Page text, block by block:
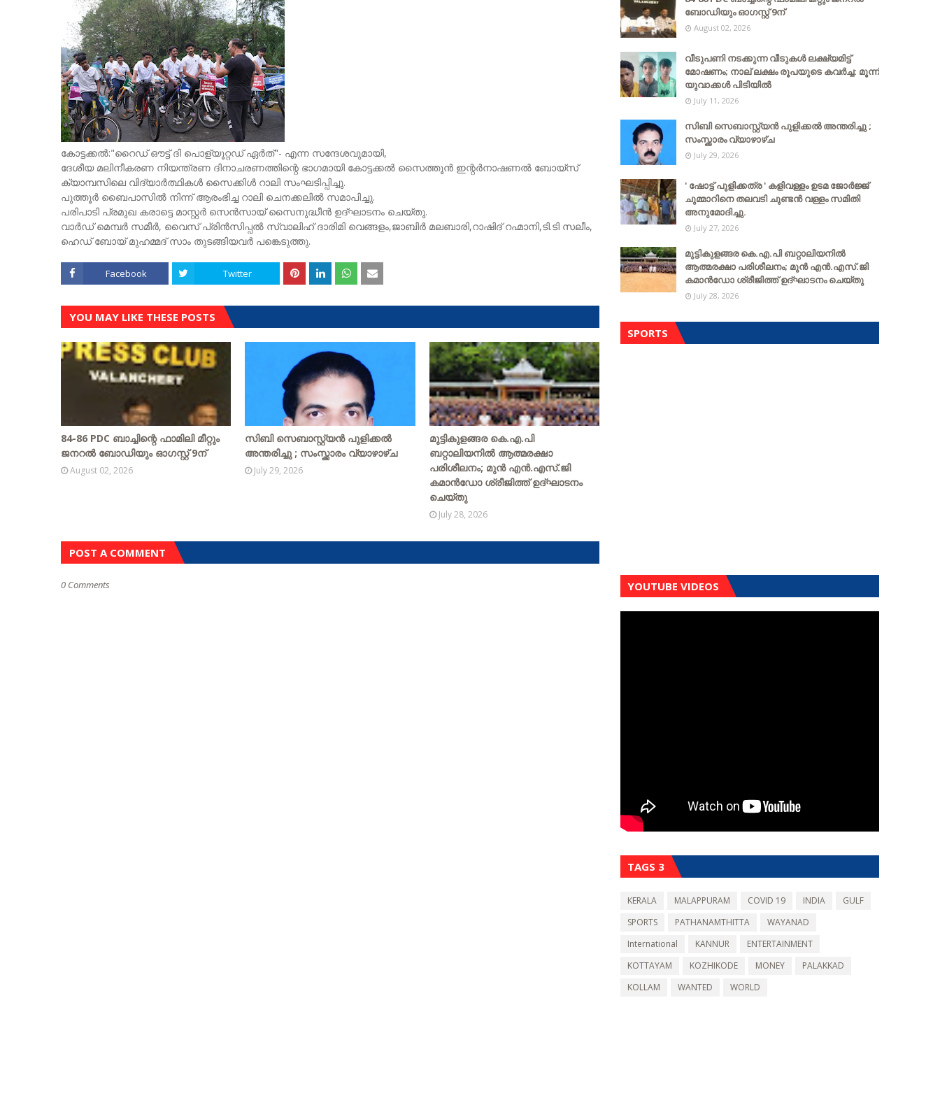
കോട്ടക്കൽ:"റൈഡ് ഔട്ട്‌ ദി പൊള്യൂറ്റഡ് ഏർത്"- എന്ന സന്ദേശവുമായി,
ദേശീയ മലിനീകരണ നിയന്ത്രണ ദിനാചരണത്തിന്റെ ഭാഗമായി കോട്ടക്കൽ സൈത്തൂൻ ഇന്റർനാഷണൽ ബോയ്സ്
ക്യാമ്പസിലെ വിദ്യാർത്ഥികൾ സൈക്കിൾ റാലി സംഘടിപ്പിച്ചു.
പുത്തൂർ ബൈപാസിൽ നിന്ന് ആരംഭിച്ച റാലി ചെനക്കലിൽ സമാപിച്ചു.
പരിപാടി പ്രമുഖ കരാട്ടെ മാസ്റ്റർ സെൻസായ് സൈനുദ്ധീൻ ഉദ്ഘാടനം ചെയ്തു.
വാർഡ് മെമ്പർ സമീർ, വൈസ് പ്രിൻസിപ്പൽ സ്വാലിഹ് ദാരിമി വെങ്ങളം,ജാബിർ മലബാരി,റാഷിദ്‌ റഹ്മാനി,ടി.ടി സലീം,
ഹെഡ് ബോയ് മുഹമ്മദ്‌ സാം തുടങ്ങിയവർ പങ്കെടുത്തു.
Facebook Twitter
YOU MAY LIKE THESE POSTS
84-86 PDC ബാച്ചിന്റെ ഫാമിലി മീറ്റും
ജനറൽ ബോഡിയും ഓഗസ്റ്റ് 9ന്
August 02, 2026
സിബി സെബാസ്റ്റ്യന്‍ പുളിക്കല്‍
അന്തരിച്ചു ; സംസ്ക്കാരം വ്യാഴാഴ്ച
July 29, 2026
മുട്ടികുളങ്ങര കെ.എ.പി
ബറ്റാലിയനിൽ ആത്മരക്ഷാ
പരിശീലനം; മുൻ എൻ.എസ്.ജി
കമാൻഡോ ശ്രീജിത്ത് ഉദ്ഘാടനം
ചെയ്തു
July 28, 2026
POST A COMMENT
0 Comments
ബോഡിയും ഓഗസ്റ്റ് 9ന്
August 02, 2026
വീടുപണി നടക്കുന്ന വീടുകൾ ലക്ഷ്യമിട്ട്
മോഷണം; നാല് ലക്ഷം രൂപയുടെ കവർച്ച: മൂന്ന്
യുവാക്കൾ പിടിയിൽ
July 11, 2026
സിബി സെബാസ്റ്റ്യന്‍ പുളിക്കല്‍ അന്തരിച്ചു ;
സംസ്ക്കാരം വ്യാഴാഴ്ച
July 29, 2026
' ഷോട്ട് പുളിക്കത്ര ' കളിവള്ളം ഉടമ ജോർജ്ജ്
ചുമ്മാറിനെ തലവടി ചുണ്ടൻ വള്ളം സമിതി
അനുമോദിച്ചു.
July 27, 2026
മുട്ടികുളങ്ങര കെ.എ.പി ബറ്റാലിയനിൽ
ആത്മരക്ഷാ പരിശീലനം; മുൻ എൻ.എസ്.ജി
കമാൻഡോ ശ്രീജിത്ത് ഉദ്ഘാടനം ചെയ്തു
July 28, 2026
SPORTS
YOUTUBE VIDEOS
TAGS 3
KERALA MALAPPURAM COVID 19 INDIA
GULF
SPORTS
PATHANAMTHITTA
WAYANAD
International
KANNUR
ENTERTAINMENT
KOTTAYAM
KOZHIKODE MONEY
PALAKKAD
KOLLAM
WANTED WORLD